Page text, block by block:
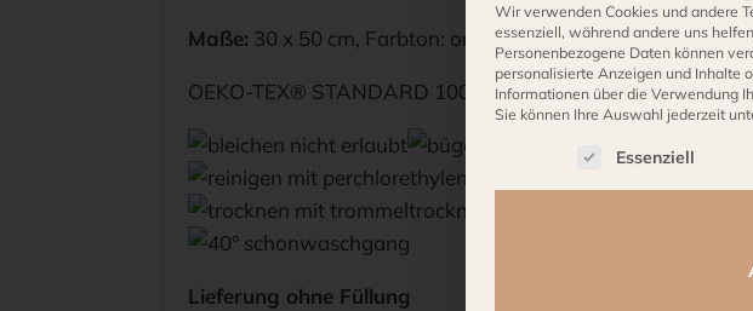
Maße: 30 x 50 cm, Farbton: orange
OEKO-TEX® STANDARD 100
Lieferung ohne Füllung
Wir verwenden Cookies und andere
essenziell, während andere uns
Personenbezogene Daten können
personalisierte Anzeigen und Inhalte
Informationen über die Verwendung
Sie können Ihre Auswahl jederzeit
Es folgt eine Liste der
Essenziell